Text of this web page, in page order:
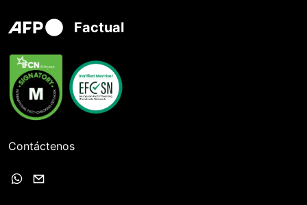
Factual
Contáctenos